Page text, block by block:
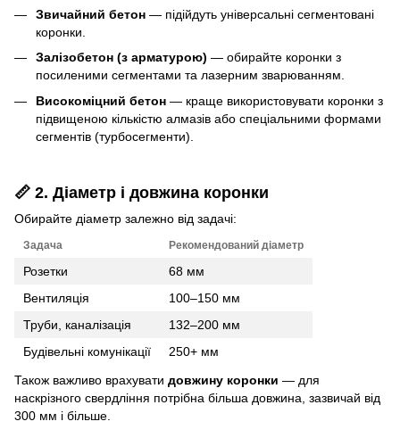
Звичайний бетон — підійдуть універсальні сегментовані
коронки.
Залізобетон (з арматурою) — обирайте коронки з
посиленими сегментами та лазерним зварюванням.
Високоміцний бетон — краще використовувати коронки з
підвищеною кількістю алмазів або спеціальними формами
сегментів (турбосегменти).
📏 2. Діаметр і довжина коронки
Обирайте діаметр залежно від задачі:
Задача Рекомендований діаметр
Розетки
68 мм
Вентиляція
100–150 мм
Труби, каналізація
132–200 мм
Будівельні комунікації
250+ мм
Також важливо врахувати довжину коронки — для
наскрізного свердління потрібна більша довжина, зазвичай від
300 мм і більше.